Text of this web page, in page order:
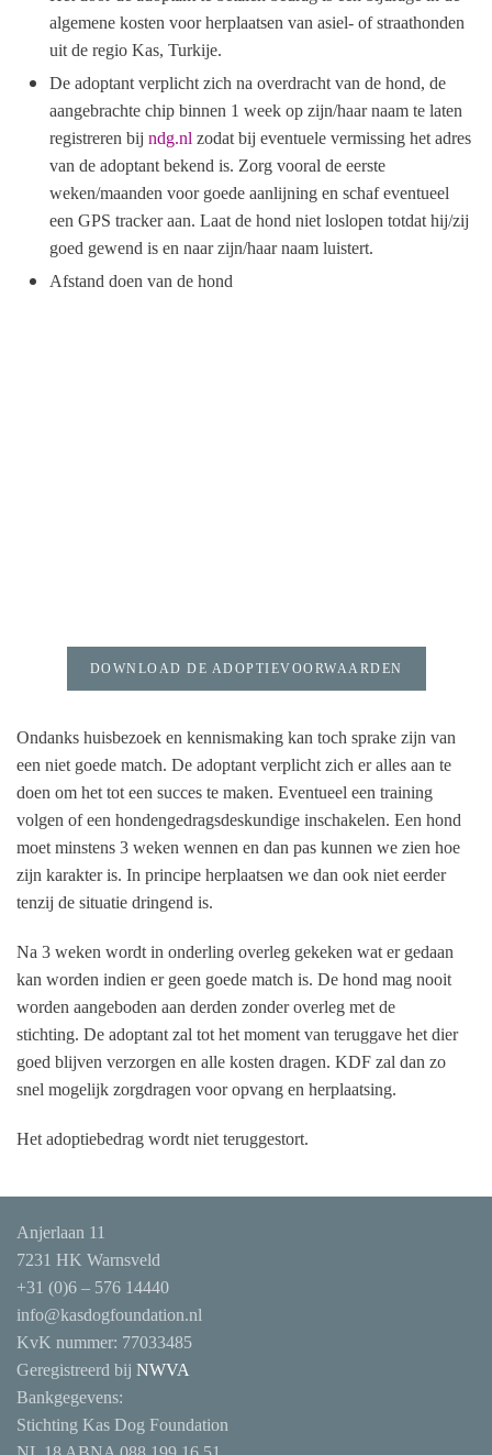
algemene kosten voor herplaatsen van asiel- of straathonden
uit de regio Kas, Turkije.
De adoptant verplicht zich na overdracht van de hond, de
aangebrachte chip binnen 1 week op zijn/haar naam te laten
registreren bij ndg.nl zodat bij eventuele vermissing het adres
van de adoptant bekend is. Zorg vooral de eerste
weken/maanden voor goede aanlijning en schaf eventueel
een GPS tracker aan. Laat de hond niet loslopen totdat hij/zij
goed gewend is en naar zijn/haar naam luistert.
Afstand doen van de hond
DOWNLOAD DE ADOPTIEVOORWAARDEN
Ondanks huisbezoek en kennismaking kan toch sprake zijn van
een niet goede match. De adoptant verplicht zich er alles aan te
doen om het tot een succes te maken. Eventueel een training
volgen of een hondengedragsdeskundige inschakelen. Een hond
moet minstens 3 weken wennen en dan pas kunnen we zien hoe
zijn karakter is. In principe herplaatsen we dan ook niet eerder
tenzij de situatie dringend is.
Na 3 weken wordt in onderling overleg gekeken wat er gedaan
kan worden indien er geen goede match is. De hond mag nooit
worden aangeboden aan derden zonder overleg met de
stichting. De adoptant zal tot het moment van teruggave het dier
goed blijven verzorgen en alle kosten dragen. KDF zal dan zo
snel mogelijk zorgdragen voor opvang en herplaatsing.
Het adoptiebedrag wordt niet teruggestort.
Anjerlaan 11
7231 HK Warnsveld
+31 (0)6 – 576 14440
info@kasdogfoundation.nl
KvK nummer: 77033485
Geregistreerd bij NWVA
Bankgegevens:
Stichting Kas Dog Foundation